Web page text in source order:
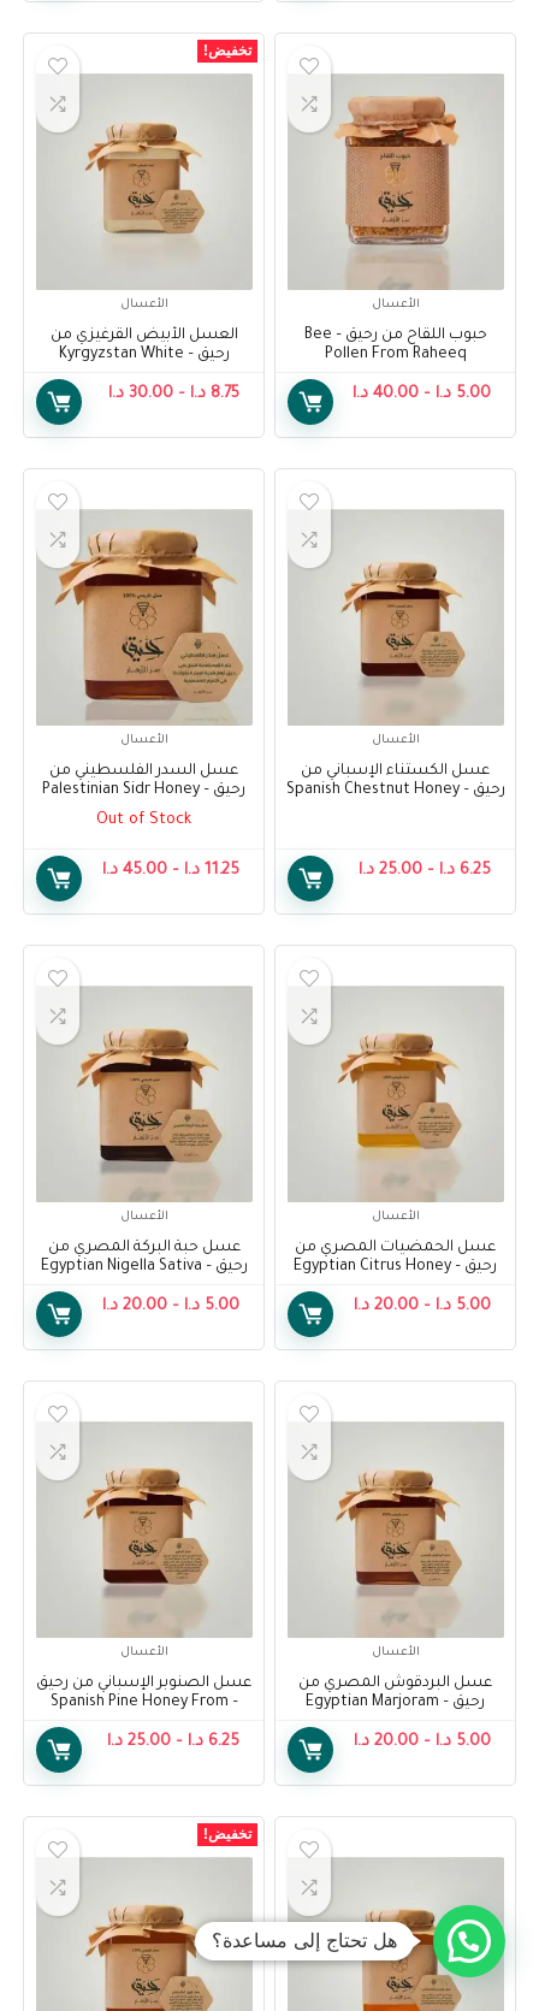
الأعسال
حبوب اللقاح من رحيق – Bee
Pollen From Raheeq
5.00 د.ا –
40.00 د.ا
تخفيض!
الأعسال
العسل الأبيض القرغيزي من
رحيق – Kyrgyzstan White
8.75 د.ا –
30.00 د.ا
الأعسال
عسل الكستناء الإسباني من
رحيق – Spanish Chestnut Honey
6.25 د.ا –
25.00 د.ا
الأعسال
عسل السدر الفلسطيني من
رحيق – Palestinian Sidr Honey
From Raheeq
Out of Stock
11.25 د.ا –
45.00 د.ا
الأعسال
عسل الحمضيات المصري من
رحيق – Egyptian Citrus Honey
5.00 د.ا –
20.00 د.ا
الأعسال
عسل حبة البركة المصري من
رحيق – Egyptian Nigella Sativa
5.00 د.ا –
20.00 د.ا
الأعسال
عسل البردقوش المصري من
رحيق – Egyptian Marjoram
5.00 د.ا –
20.00 د.ا
الأعسال
عسل الصنوبر الإسباني من رحيق
– Spanish Pine Honey From
6.25 د.ا –
25.00 د.ا
تخفيض!
هل تحتاج إلى مساعدة؟